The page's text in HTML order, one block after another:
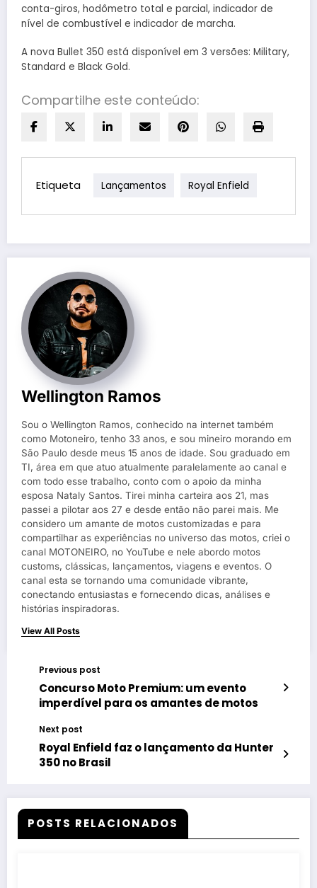
conta-giros, hodômetro total e parcial, indicador de
nível de combustível e indicador de marcha.
A nova Bullet 350 está disponível em 3 versões: Military,
Standard e Black Gold.
Compartilhe este conteúdo:
Etiqueta Lançamentos Royal Enfield
Wellington Ramos
Sou o Wellington Ramos, conhecido na internet também
como Motoneiro, tenho 33 anos, e sou mineiro morando em
São Paulo desde meus 15 anos de idade. Sou graduado em
TI, área em que atuo atualmente paralelamente ao canal e
com todo esse trabalho, conto com o apoio da minha
esposa Nataly Santos. Tirei minha carteira aos 21, mas
passei a pilotar aos 27 e desde então não parei mais. Me
considero um amante de motos customizadas e para
compartilhar as experiências no universo das motos, criei o
canal MOTONEIRO, no YouTube e nele abordo motos
customs, clássicas, lançamentos, viagens e eventos. O
canal esta se tornando uma comunidade vibrante,
conectando entusiastas e fornecendo dicas, análises e
histórias inspiradoras.
View All Posts
Previous post
Concurso Moto Premium: um evento
imperdível para os amantes de motos
Next post
Royal Enfield faz o lançamento da Hunter
350 no Brasil
POSTS RELACIONADOS